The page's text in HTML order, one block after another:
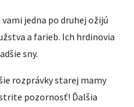
jedna po druhej ožijú
a farieb. Ich hrdinovia
sny.
rozprávky starej mamy
pozornosť! Ďalšia